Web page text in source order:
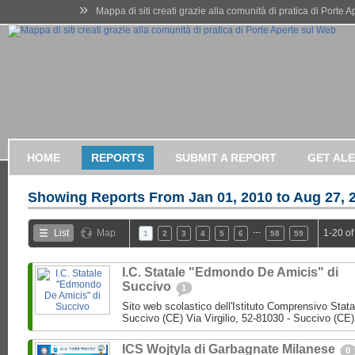
» Mappa di siti creati grazie alla comunità di pratica di Porte
HOME REPORTS SUBMIT A REPORT GET
Showing Reports From Jan 01, 2010 to Aug 27,
List Map 1 2 3 4 5 6 58 59 1-20
I.C. Statale "Edmondo De Amicis" di
Succivo
1
Sito web scolastico dell'Istituto Comprensivo
Succivo (CE) Via Virgilio, 52-81030 - Succivo
ICS Wojtyla di Garbagnate Milanese 0